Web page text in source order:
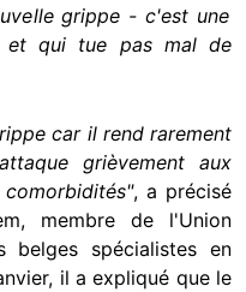
grippe - c'est une
et qui tue pas mal de
car il rend rarement
grièvement aux
comorbidités", a précisé
membre de l'Union
belges spécialistes en
il a expliqué que le